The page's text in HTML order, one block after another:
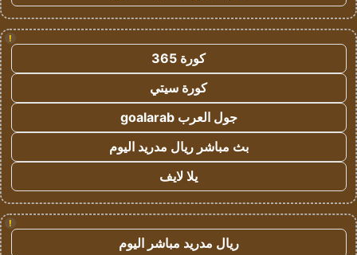
!
كورة 365
كورة سيتي
جول العرب goalarab
بث مباشر ريال مدريد اليوم
يلا لايف
!
ريال مدريد مباشر اليوم